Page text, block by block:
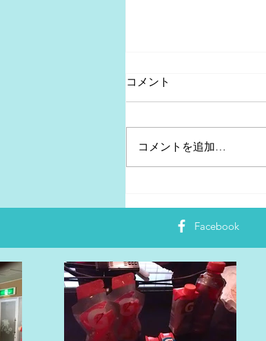
舗が送り出す。脈拍計
コメント
コメントを追加…
Facebook